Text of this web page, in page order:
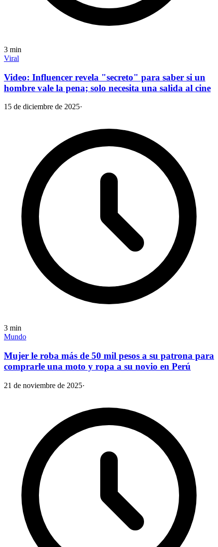
3 min
Viral
Video: Influencer revela "secreto" para saber si un
hombre vale la pena; solo necesita una salida al cine
15 de diciembre de 2025·
3 min
Mundo
Mujer le roba más de 50 mil pesos a su patrona para
comprarle una moto y ropa a su novio en Perú
21 de noviembre de 2025·